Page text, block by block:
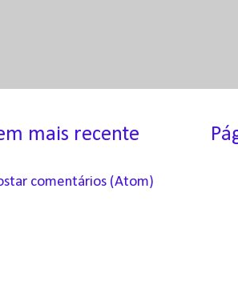
mais recente
comentários (Atom)